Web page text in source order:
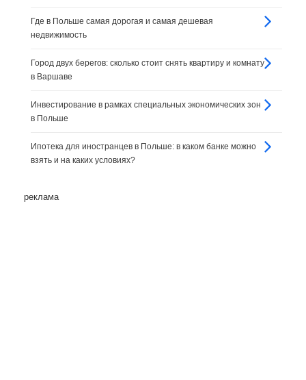
Где в Польше самая дорогая и самая дешевая
недвижимость
Город двух берегов: сколько стоит снять квартиру и комнату
в Варшаве
Инвестирование в рамках специальных экономических зон
в Польше
Ипотека для иностранцев в Польше: в каком банке можно
взять и на каких условиях?
реклама